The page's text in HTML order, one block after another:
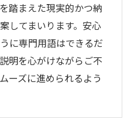
踏まえた現実的かつ納
してまいります。安心
に専門用語はできるだ
明を心がけながらご不
ーズに進められるよう